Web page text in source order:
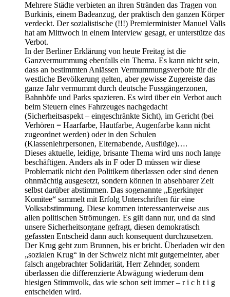
Mehrere Städte verbieten an ihren Stränden das Tragen von
Burkinis, einem Badeanzug, der praktisch den ganzen Körper
verdeckt. Der sozialistische (!!!) Premierminister Manuel Valls
hat am Mittwoch in einem Interview gesagt, er unterstütze das
Verbot.
In der Berliner Erklärung von heute Freitag ist die
Ganzvermummung ebenfalls ein Thema. Es kann nicht sein,
dass an bestimmten Anlässen Vermummungsverbote für die
westliche Bevölkerung gelten, aber gewisse Zugereiste das
ganze Jahr vermummt durch deutsche Fussgängerzonen,
Bahnhöfe und Parks spazieren. Es wird über ein Verbot auch
beim Steuern eines Fahrzeuges nachgedacht
(Sicherheitsaspekt – eingeschränkte Sicht), im Gericht (bei
Verhören = Haarfarbe, Hautfarbe, Augenfarbe kann nicht
zugeordnet werden) oder in den Schulen
(Klassenlehrpersonen, Elternabende, Ausflüge)….
Dieses aktuelle, leidige, brisante Thema wird uns noch lange
beschäftigen. Anders als in F oder D müssen wir diese
Problematik nicht den Politikern überlassen oder sind denen
ohnmächtig ausgesetzt, sondern können in absehbarer Zeit
selbst darüber abstimmen. Das sogenannte „Egerkinger
Komitee“ sammelt mit Erfolg Unterschriften für eine
Volksabstimmung. Diese kommen interessanterweise aus
allen politischen Strömungen. Es gilt dann nur, und da sind
unsere Sicherheitsorgane gefragt, diesen demokratisch
gefassten Entscheid dann auch konsequent durchzusetzen.
Der Krug geht zum Brunnen, bis er bricht. Überladen wir den
„sozialen Krug“ in der Schweiz nicht mit gutgemeinter, aber
falsch angebrachter Solidarität, Herr Zehnder, sondern
überlassen die differenzierte Abwägung wiederum dem
hiesigen Stimmvolk, das wie schon seit immer – r i c h t i g
entscheiden wird.